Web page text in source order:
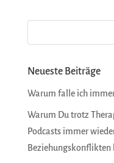
Neueste Beiträge
Warum falle ich
Warum Du trotz
Podcasts immer
Beziehungskonflikten